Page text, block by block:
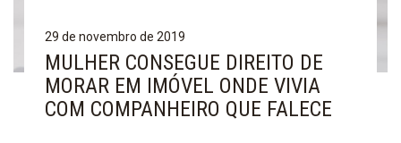
29 de novembro de 2019
MULHER CONSEGUE DIREITO DE
MORAR EM IMÓVEL ONDE VIVIA
COM COMPANHEIRO QUE FALECE